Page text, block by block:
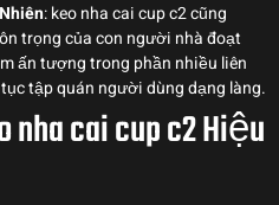
: keo nha cai cup c2 cũng
trọng của con người nhà đoạt
ấn tượng trong phần nhiều liên
tập quán người dùng dạng làng.
nha cai cup c2 Hiệu